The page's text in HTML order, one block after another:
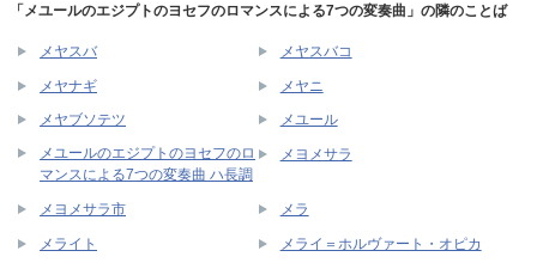
「メユールのエジプトのヨセフのロマンスによる7つの変奏曲」の隣のことば
メヤスバ メヤスバコ
メヤナギ メヤニ
メヤブソテツ
メユール
メユールのエジプトのヨセフのロ
マンスによる7つの変奏曲 ハ長調
メヨメサラ
メヨメサラ市 メラ
メライト メライ＝ホルヴァート・オピカ